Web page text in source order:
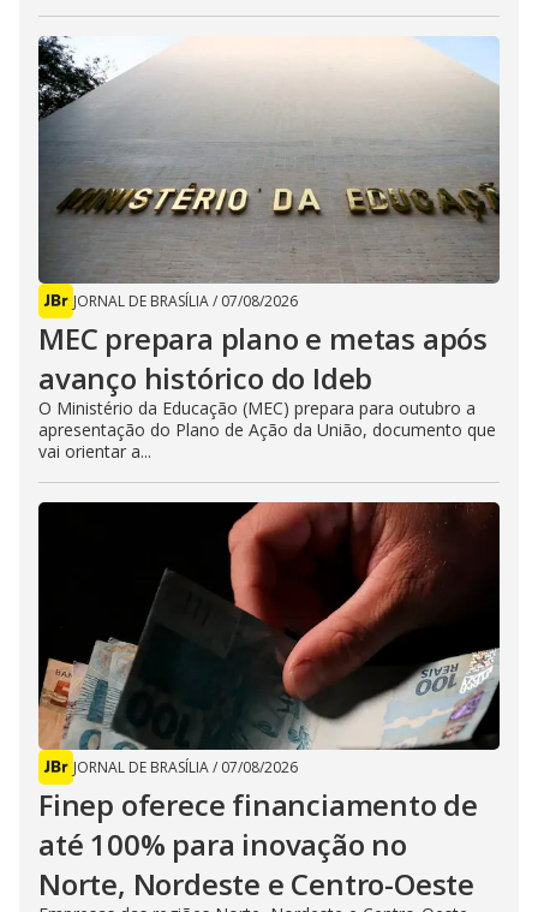
JORNAL DE BRASÍLIA/ 07/08/2026
MEC prepara plano e metas após
avanço histórico do Ideb
O Ministério da Educação (MEC) prepara para outubro a
apresentação do Plano de Ação da União, documento que
vai orientar a...
JORNAL DE BRASÍLIA/ 07/08/2026
Finep oferece financiamento de
até 100% para inovação no
Norte, Nordeste e Centro-Oeste